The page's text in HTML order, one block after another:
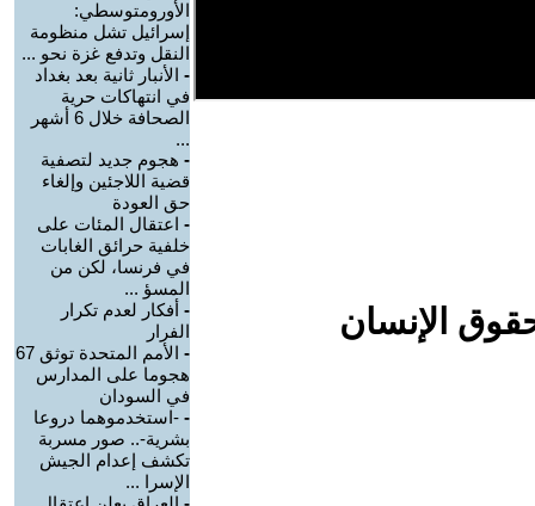
الإنسان
الأورومتوسطي:
إسرائيل تشل منظومة
النقل وتدفع غزة نحو ...
- الأنبار ثانية بعد بغداد
في انتهاكات حرية
الصحافة خلال 6 أشهر
...
- هجوم جديد لتصفية
قضية اللاجئين وإلغاء
حق العودة
- اعتقال المئات على
خلفية حرائق الغابات
في فرنسا، لكن من
المسؤ ...
- أفكار لعدم تكرار
الفرار
-
الأمم المتحدة توثق 67
هجوما على المدارس
في السودان
- -استخدموهما دروعا
بشرية-.. صور مسربة
تكشف إعدام الجيش
الإسرا ...